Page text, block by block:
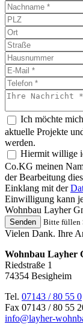
Ich möchte
aktuelle Projekte
werden.
Hiermit willige
Co.KG meinen
der Bearbeitung
Einklang mit der
Einwilligung kann
Wohnbau Layher
Senden Bitte füllen
Vielen Dank. Ihre
Wohnbau Layher
Riedstraße 1
74354 Besigheim
Tel. 07143 / 80 55 0
Fax 07143 / 80 55
info@layher-